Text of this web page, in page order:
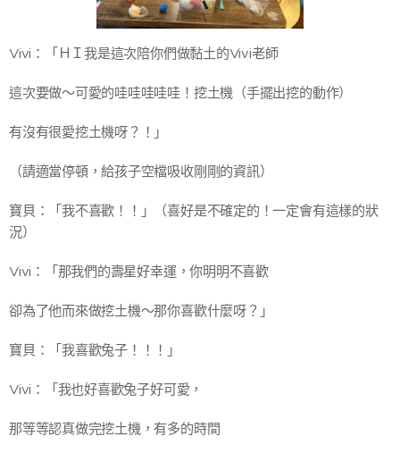
Vivi：「ＨＩ我是這次陪你們做黏土的Vivi老師
這次要做～可愛的哇哇哇哇哇！挖土機（手擺出挖的動作）
有沒有很愛挖土機呀？！」
（請適當停頓，給孩子空檔吸收剛剛的資訊）
寶貝：「我不喜歡！！」（喜好是不確定的！一定會有這樣的狀
況）
Vivi：「那我們的壽星好幸運，你明明不喜歡
卻為了他而來做挖土機～那你喜歡什麼呀？」
寶貝：「我喜歡兔子！！！」
Vivi：「我也好喜歡兔子好可愛，
那等等認真做完挖土機，有多的時間